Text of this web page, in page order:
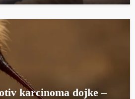
karcinoma dojke –